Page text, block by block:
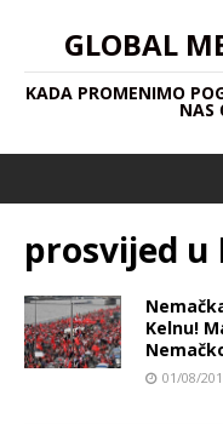
GLOBAL
KADA PROMENIMO
NAS
prosvijed u
Kelnu!
01/08/